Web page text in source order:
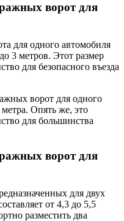
ворот для
для одного автомобиля
3 метров. Этот размер
для безопасного въезда
ворот для одного
метра. Опять же, это
для большинства
ворот для
для двух
от 4,3 до 5,5
разместить два